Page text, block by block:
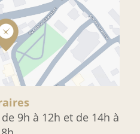
9h à 12h et de 14h à